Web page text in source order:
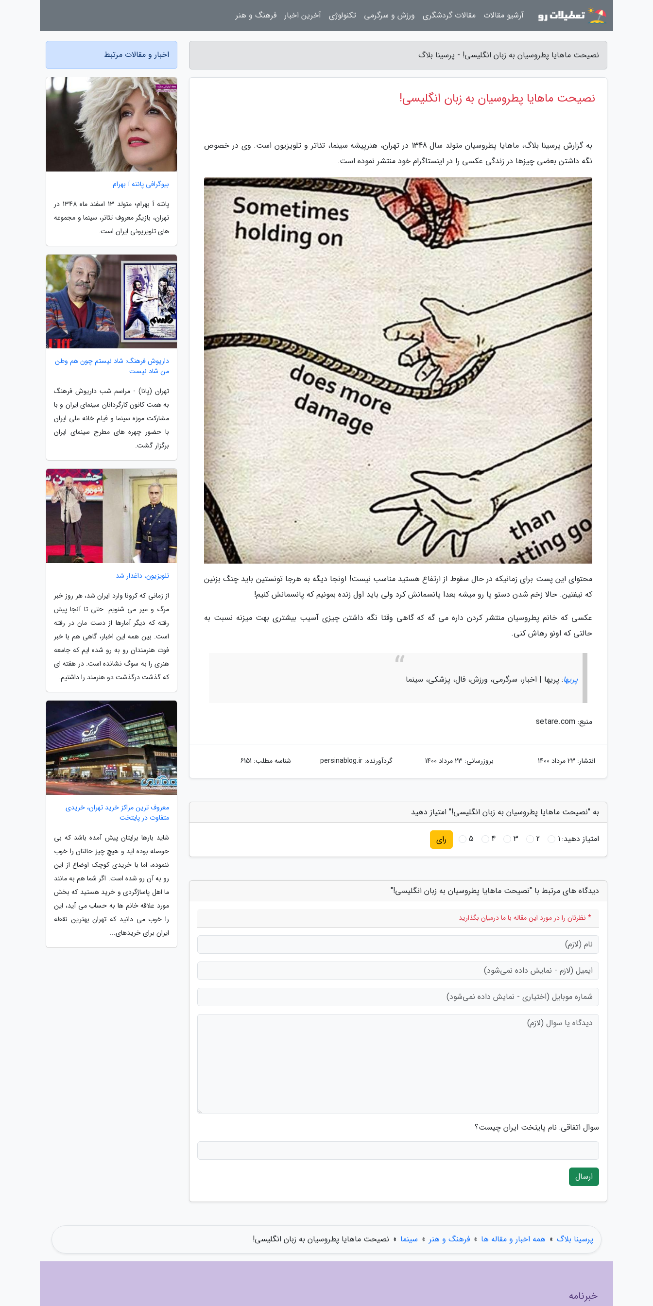
نصیحت ماهایا پطروسیان به زبان انگلیسی! - پرسینا بلاگ
نصیحت ماهایا پطروسیان به زبان انگلیسی!
به گزارش پرسینا بلاگ، ماهایا پطروسیان متولد سال 1348 در تهران، هنرپیشه سینما، تئاتر و تلویزیون است. وی در خصوص
نگه داشتن بعضی چیزها در زندگی عکسی را در اینستاگرام خود منتشر نموده است.
محتوای این پست برای زمانیکه در حال سقوط از ارتفاع هستید مناسب نیست! اونجا دیگه به هرجا تونستین باید چنگ بزنین
که نیفتین. حالا زخم شدن دستو پا رو میشه بعدا پانسمانش کرد ولی باید اول زنده بمونیم که پانسمانش کنیم!
عکسی که خانم پطروسیان منتشر کردن داره می گه که گاهی وقتا نگه داشتن چیزی آسیب بیشتری بهت میزنه نسبت به
حالتی که اونو رهاش کنی.
پریها: پریها | اخبار، سرگرمی، ورزش، فال، پزشکی، سینما
منبع: setare.com
انتشار: 23 مرداد 1400 بروزرسانی: 23 مرداد 1400 گردآورنده:persinablog.ir شناسه مطلب: 6151
به "نصیحت ماهایا پطروسیان به زبان انگلیسی!" امتیاز دهید
امتیاز دهید:1
2
3
4
5 رای
دیدگاه های مرتبط با "نصیحت ماهایا پطروسیان به زبان انگلیسی!"
* نظرتان را در مورد این مقاله با ما درمیان بگذارید
سوال اتفاقی: نام پایتخت ایران چیست؟
ارسال
اخبار و مقالات مرتبط
بیوگرافی پانته آ بهرام
پانته آ بهرام؛ متولد 13 اسفند ماه 1348 در
تهران، بازیگر معروف تئاتر، سینما و مجموعه
های تلویزیونی ایران است.
داریوش فرهنگ: شاد نیستم چون هم وطن
من شاد نیست
تهران (پانا) - مراسم شب داریوش فرهنگ
به همت کانون کارگردانان سینمای ایران و با
مشارکت موزه سینما و فیلم خانه ملی ایران
با حضور چهره های مطرح سینمای ایران
برگزار گشت.
تلویزیون، داغدار شد
از زمانی که کرونا وارد ایران شد، هر روز خبر
مرگ و میر می شنویم. حتی تا آنجا پیش
رفته که دیگر آمارها از دست مان در رفته
است. بین همه این اخبار، گاهی هم با خبر
فوت هنرمندان رو به رو شده ایم که جامعه
هنری را به سوگ نشانده است. در هفته ای
که گذشت درگذشت دو هنرمند را داشتیم.
معروف ترین مراکز خرید تهران، خریدی
متفاوت در پایتخت
شاید بارها برایتان پیش آمده باشد که بی
حوصله بوده اید و هیچ چیز حالتان را خوب
ننموده، اما با خریدی کوچک اوضاع از این
رو به آن رو شده است. اگر شما هم به مانند
ما اهل پاساژگردی و خرید هستید که بخش
مورد علاقه خانم ها به حساب می آید، این
را خوب می دانید که تهران بهترین نقطه
ایران برای خریدهای...
پرسینا بلاگ » همه اخبار و مقاله ها » فرهنگ و هنر » سینما » نصیحت ماهایا پطروسیان به زبان انگلیسی!
آرشیو مقالات مقالات گردشگری ورزش و سرگرمی تکنولوژی آخرین اخبار فرهنگ و هنر
خبرنامه